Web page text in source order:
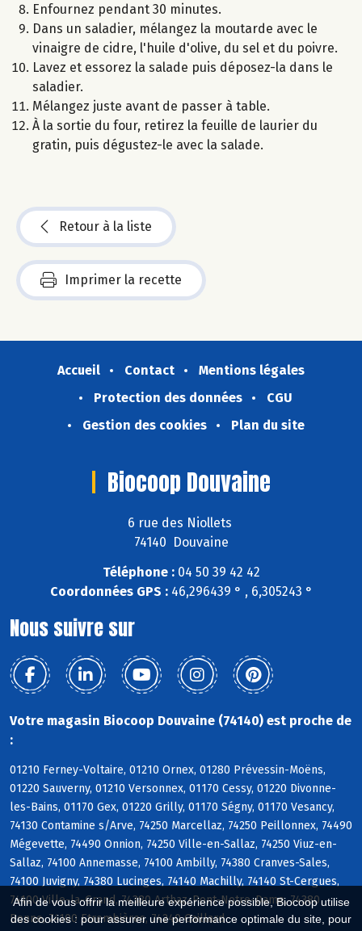
Afin de vous offrir la meilleure expérience possible, Biocoop utilise
des cookies : pour assurer une performance optimale du site, pour
Enfournez pendant 30 minutes.
Dans un saladier, mélangez la moutarde avec le
vinaigre de cidre, l'huile d'olive, du sel et du poivre.
Lavez et essorez la salade puis déposez-la dans le
saladier.
Mélangez juste avant de passer à table.
À la sortie du four, retirez la feuille de laurier du
gratin, puis dégustez-le avec la salade.
Retour à la liste
Imprimer la recette
Accueil Contact
Mentions légales
Protection des données
CGU
Gestion des cookies
Plan du site
Biocoop Douvaine
6 rue des Niollets
74140 Douvaine
Téléphone :04 50 39 42 42
Coordonnées GPS :46,296439 ° , 6,305243 °
Nous suivre sur
Votre magasin Biocoop Douvaine (74140) est proche de
:
01210 Ferney-Voltaire, 01210 Ornex, 01280 Prévessin-Moëns,
01220 Sauverny, 01210 Versonnex, 01170 Cessy, 01220 Divonne-
les-Bains, 01170 Gex, 01220 Grilly, 01170 Ségny, 01170 Vesancy,
74130 Contamine s/Arve, 74250 Marcellaz, 74250 Peillonnex, 74490
Mégevette, 74490 Onnion, 74250 Ville-en-Sallaz, 74250 Viuz-en-
Sallaz, 74100 Annemasse, 74100 Ambilly, 74380 Cranves-Sales,
74100 Juvigny, 74380 Lucinges, 74140 Machilly, 74140 St-Cergues,
74100 Ville-la-Grand, 74380 Arthaz-Pont-Notre-Dame, 74380
Bonne, 74100 Etrembières, 74240 Gaillard